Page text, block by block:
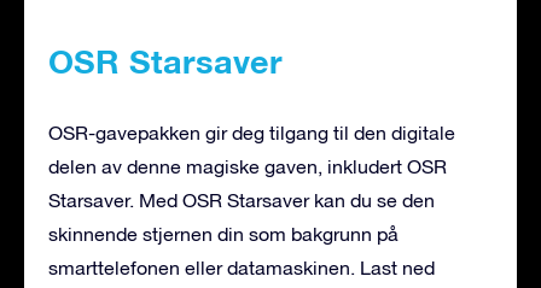
OSR Starsaver
OSR-gavepakken gir deg tilgang til den digitale
delen av denne magiske gaven, inkludert OSR
Starsaver. Med OSR Starsaver kan du se den
skinnende stjernen din som bakgrunn på
smarttelefonen eller datamaskinen. Last ned